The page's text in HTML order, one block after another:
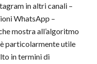
in altri canali –
WhatsApp –
mostra all’algoritmo
particolarmente utile
in termini di